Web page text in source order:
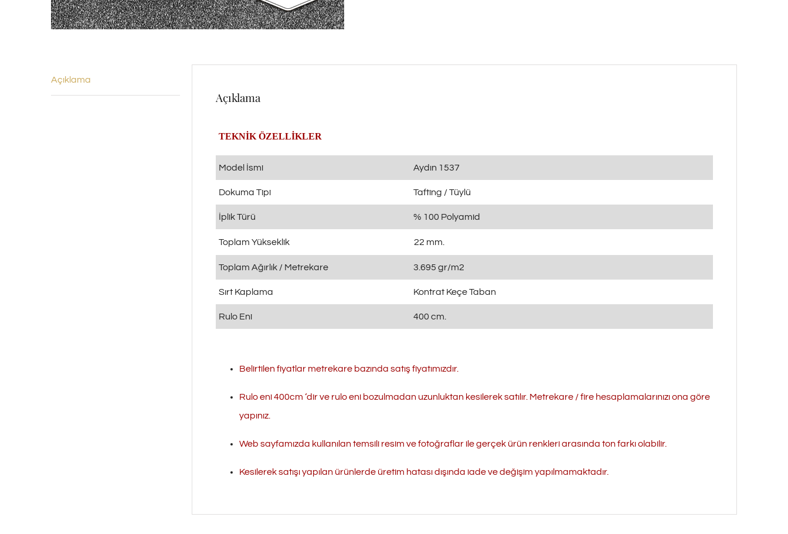
Açıklama
Açıklama
TEKNİK ÖZELLİKLER
Model İsmi Aydın 1537
Dokuma Tipi Tafting / Tüylü
İplik Türü % 100 Polyamid
Toplam Yükseklik 22 mm.
Toplam Ağırlık / Metrekare 3.695 gr/m2
Sırt Kaplama Kontrat Keçe Taban
Rulo Eni 400 cm.
Belirtilen fiyatlar metrekare bazında satış fiyatımızdır.
Rulo eni 400cm ‘dir ve rulo eni bozulmadan uzunluktan kesilerek satılır. Metrekare / fire hesaplamalarınızı ona göre
yapınız.
Web sayfamızda kullanılan temsili resim ve fotoğraflar ile gerçek ürün renkleri arasında ton farkı olabilir.
Kesilerek satışı yapılan ürünlerde üretim hatası dışında iade ve değişim yapılmamaktadır.